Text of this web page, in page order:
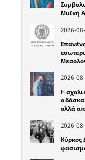
Μυϊκή
2026-
2026-
Η
ο
αλλά
2026-
Κύρκος